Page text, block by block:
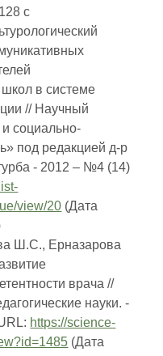
с
в системе
// Научный
социально-
под редакцией д-р
- 2012 – №4 (14)
view/20 (Дата
Ш.С., Ерназарова
врача //
науки. -
https://science-
(Дата